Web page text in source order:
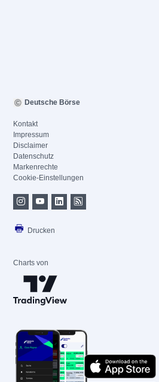
Deutsche Börse
Kontakt
Impressum
Disclaimer
Datenschutz
Markenrechte
Cookie-Einstellungen
Drucken
Charts von